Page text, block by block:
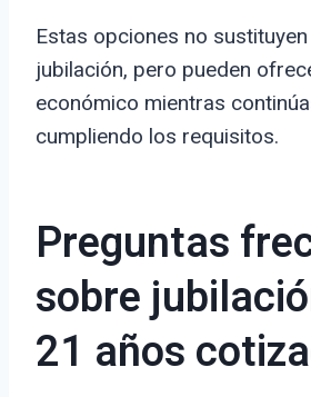
Estas opciones no
jubilación, pero pueden
económico mientras
cumpliendo los requisitos.
Preguntas
sobre
21 años